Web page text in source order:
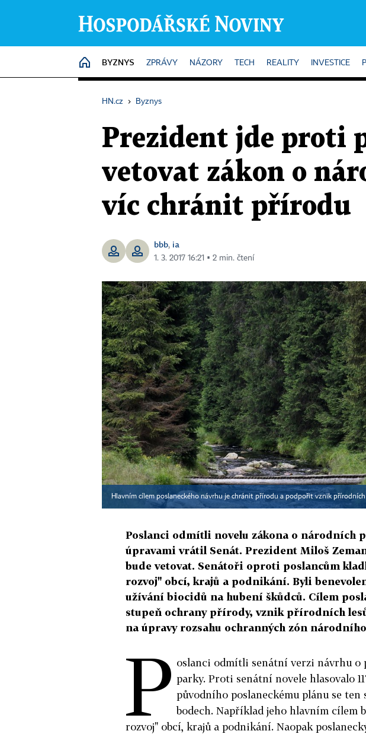
HOME
BYZNYS ZPRÁVY NÁZORY TECH REALITY INVESTICE
HN.cz › Byznys
Prezident jde proti
vetovat zákon o
víc chránit přírodu
bbb, ia
1. 3. 2017 16:21 ▪ 2 min. čtení
Hlavním cílem poslaneckého návrhu je chránit přírodu a podpořit vznik
Poslanci odmítli novelu zákona o národních
úpravami vrátil Senát. Prezident Miloš
bude vetovat. Senátoři oproti poslancům
rozvoj" obcí, krajů a podnikání. Byli
užívání biocidů na hubení škůdců. Cílem
stupeň ochrany přírody, vznik přírodních
na úpravy rozsahu ochranných zón
P oslanci odmítli senátní verzi návrhu o
parky. Proti senátní novele hlasovalo
původního poslaneckému plánu se
bodech. Například jeho hlavním cílem
rozvoj" obcí, krajů a podnikání. Naopak